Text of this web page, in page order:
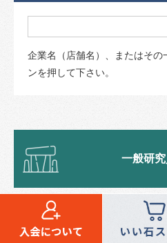
企業名（店舗名）、またはその
ンを押して下さい。
一般研
スペシャルス